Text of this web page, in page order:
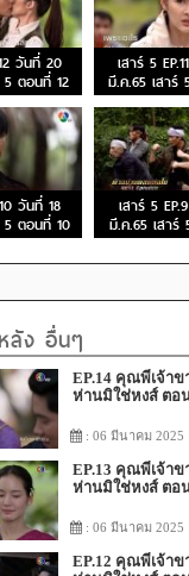
วันที่ 20
5 ตอนที่ 12
เสาร์ 5
มี.ค.65 เสาร์
วันที่ 18
5 ตอนที่ 10
เสาร์ 5
มี.ค.65 เสา
ลัง อื่นๆ
EP.14 คุณพี่เจ้าข
ห่านมิใช่หงส์ ตอ
: 06 มีนาคม 2025
EP.13 คุณพี่เจ้าข
ห่านมิใช่หงส์ ตอ
: 06 มีนาคม 2025
EP.12 คุณพี่เจ้าข